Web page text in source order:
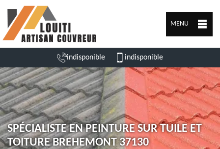
MENU
indisponible indisponible
SPÉCIALISTE EN PEINTURE SUR TUILE ET
TOITURE BREHEMONT 37130